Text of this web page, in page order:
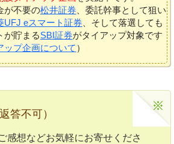
が不要の松井証券、委託幹事として狙い
UFJ eスマート証券、そして落選しても
が貯まるSBI証券がタイアップ対象です
ップ企画について ）
答不可）
感想などお気軽にお寄せくださ